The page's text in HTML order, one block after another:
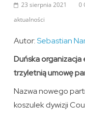
23 sierpnia 2021
0
aktualności
Autor:Sebastian
Duńska organizacja
trzyletnią umowę
Nazwa nowego
koszulek dywizji